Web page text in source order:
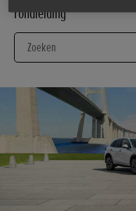
rondleiding